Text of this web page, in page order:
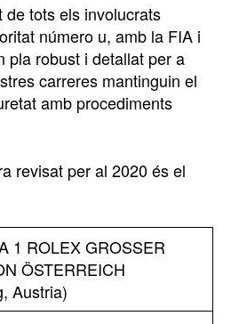
tots els involucrats
número u, amb la FIA i
pla robust i detallat per a
carreres mantinguin el
amb procediments
revisat per al 2020 és el
1 ROLEX GROSSER
ÖSTERREICH
Austria)